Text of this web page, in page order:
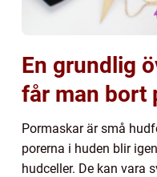
En grundlig
får man bort
Pormaskar är små
porerna i huden blir
hudceller. De kan vara